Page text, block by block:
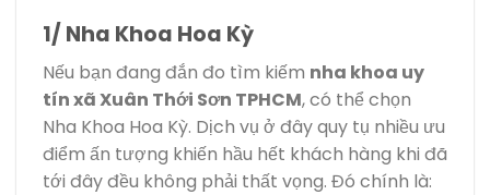
1/ Nha Khoa Hoa Kỳ
Nếu bạn đang đắn đo tìm kiếm nha khoa uy
tín xã Xuân Thới Sơn TPHCM, có thể chọn
Nha Khoa Hoa Kỳ. Dịch vụ ở đây quy tụ nhiều ưu
điểm ấn tượng khiến hầu hết khách hàng khi đã
tới đây đều không phải thất vọng. Đó chính là: